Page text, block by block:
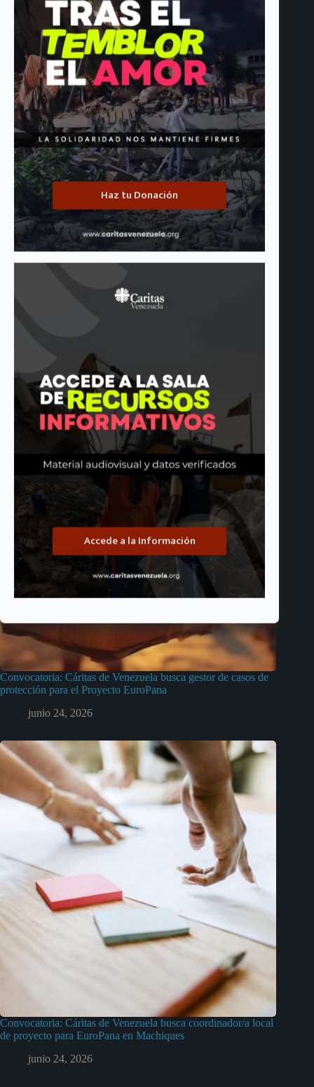
Haz tu Donación
Accede a la Información
Entradas relacionadas
junio 24, 2026
Convocatoria: Cáritas de Venezuela busca gestor de casos de
protección para el Proyecto EuroPana
junio 24, 2026
Convocatoria: Cáritas de Venezuela busca coordinador/a local
de proyecto para EuroPana en Machiques
junio 24, 2026